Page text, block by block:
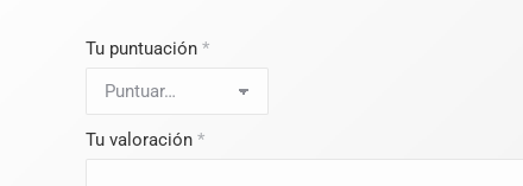
Tu puntuación *
Tu valoración *